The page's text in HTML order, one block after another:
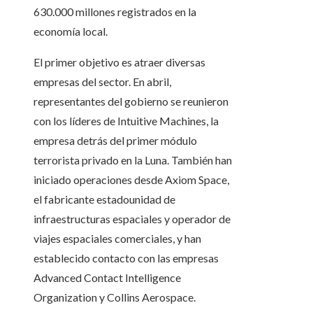
630.000 millones registrados en la
economía local.
El primer objetivo es atraer diversas
empresas del sector. En abril,
representantes del gobierno se reunieron
con los líderes de Intuitive Machines, la
empresa detrás del primer módulo
terrorista privado en la Luna. También han
iniciado operaciones desde Axiom Space,
el fabricante estadounidad de
infraestructuras espaciales y operador de
viajes espaciales comerciales, y han
establecido contacto con las empresas
Advanced Contact Intelligence
Organization y Collins Aerospace.